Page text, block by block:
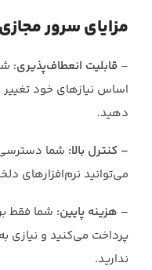
مزایای سرور مجازی
– قابلیت انعطاف‌پذیری:
اساس نیازهای خود تغییر
دهید.
– کنترل بالا: شما
می‌توانید نرم‌افزارهای
– هزینه پایین: شما فقط
پرداخت می‌کنید و نیازی
ندارید.